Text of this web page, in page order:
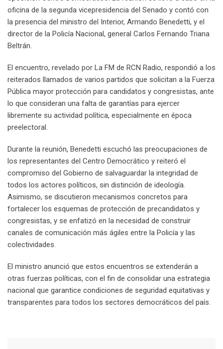
oficina de la segunda vicepresidencia del Senado y contó con
la presencia del ministro del Interior, Armando Benedetti, y el
director de la Policía Nacional, general Carlos Fernando Triana
Beltrán.
El encuentro, revelado por La FM de RCN Radio, respondió a los
reiterados llamados de varios partidos que solicitan a la Fuerza
Pública mayor protección para candidatos y congresistas, ante
lo que consideran una falta de garantías para ejercer
libremente su actividad política, especialmente en época
preelectoral.
Durante la reunión, Benedetti escuchó las preocupaciones de
los representantes del Centro Democrático y reiteró el
compromiso del Gobierno de salvaguardar la integridad de
todos los actores políticos, sin distinción de ideología.
Asimismo, se discutieron mecanismos concretos para
fortalecer los esquemas de protección de precandidatos y
congresistas, y se enfatizó en la necesidad de construir
canales de comunicación más ágiles entre la Policía y las
colectividades.
El ministro anunció que estos encuentros se extenderán a
otras fuerzas políticas, con el fin de consolidar una estrategia
nacional que garantice condiciones de seguridad equitativas y
transparentes para todos los sectores democráticos del país.